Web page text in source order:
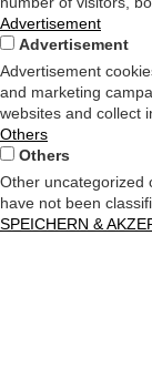
Advertisement
Advertisement
Advertisement
and marketing
websites and collect
Others
Others
Other uncategorized
have not been
SPEICHERN &